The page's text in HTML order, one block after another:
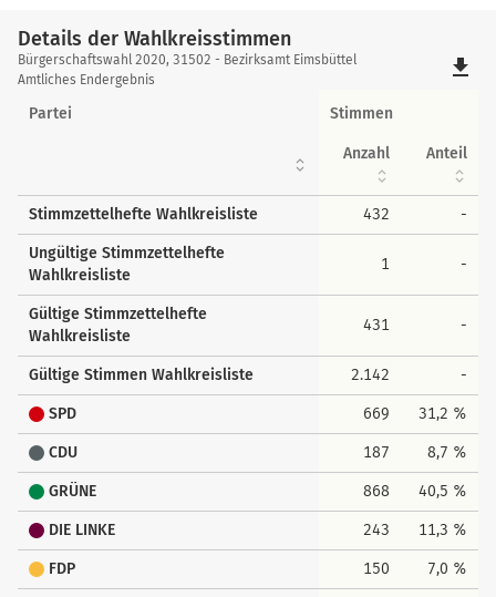
Details der Wahlkreisstimmen
Details
der
Wahlkreisstimmen
Bürgerschaftswahl 2020, 31502 - Bezirksamt Eimsbüttel
Amtliches Endergebnis
file_download
Partei Stimmen
Anzahl Anteil
Stimmzettelhefte Wahlkreisliste 432 -
Ungültige Stimmzettelhefte
Wahlkreisliste
1 -
Gültige Stimmzettelhefte
Wahlkreisliste
431 -
Gültige Stimmen Wahlkreisliste 2.142 -
SPD 669 31,2 %
CDU 187 8,7 %
GRÜNE 868 40,5 %
DIE LINKE 243 11,3 %
FDP 150 7,0 %